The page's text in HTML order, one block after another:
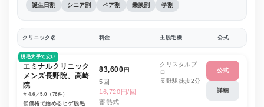
誕生日割 シニア割 ペア割 乗換割 学割
クリニック名 料金 主脱毛機 公式
脱毛大手で安い
エミナルクリニック
メンズ長野院、高崎
院
⭐️ 4.6／5.0（76件）
低価格で始めるヒゲ脱毛
83,600円
5回
16,720円/回
蓄熱式
クリスタルプ
ロ
長野駅徒歩2分
公式
詳細